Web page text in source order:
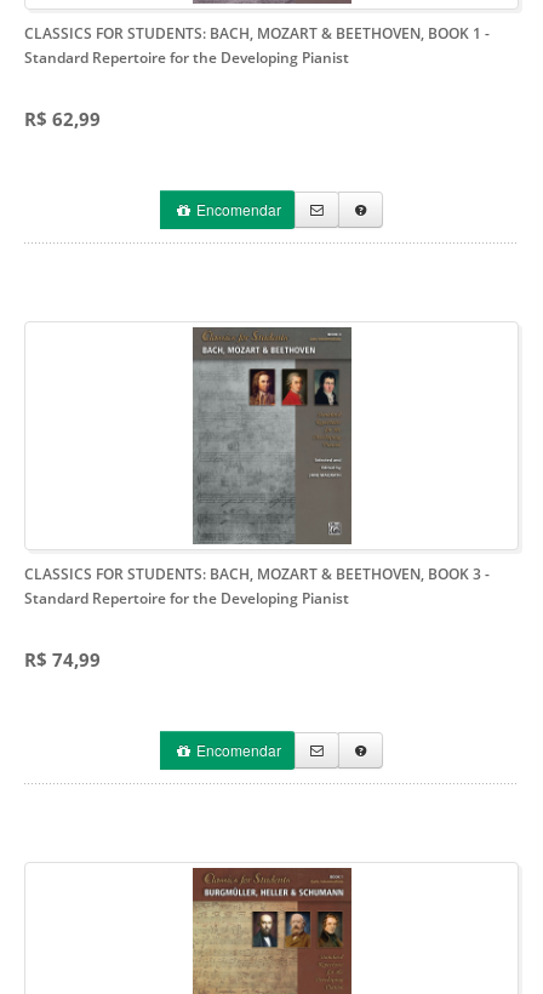
CLASSICS FOR STUDENTS: BACH, MOZART & BEETHOVEN, BOOK 1 -
Standard Repertoire for the Developing Pianist
R$ 62,99
Encomendar
CLASSICS FOR STUDENTS: BACH, MOZART & BEETHOVEN, BOOK 3-
Standard Repertoire for the Developing Pianist
R$ 74,99
Encomendar